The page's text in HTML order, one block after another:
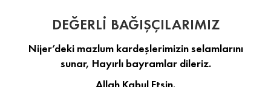
DEĞERLİ BAĞIŞÇILARIMIZ
Nijer’deki mazlum kardeşlerimizin selamlarını
sunar, Hayırlı bayramlar dileriz.